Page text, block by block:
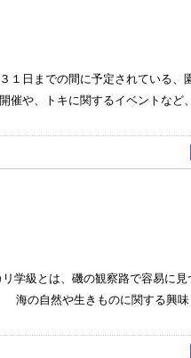
日までの間に予定されている、
や、トキに関するイベントなど
級とは、磯の観察路で容易に
の自然や生きものに関する興味